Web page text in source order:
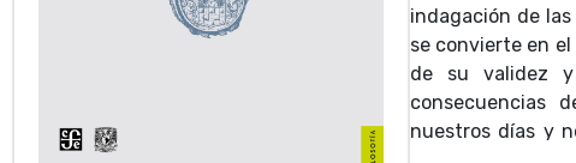
indagación de
se convierte en
de su validez
consecuencias
nuestros días y